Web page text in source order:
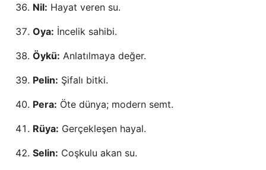
Nil: Hayat veren su.
Oya: İncelik sahibi.
Öykü: Anlatılmaya değer.
Pelin: Şifalı bitki.
Pera: Öte dünya; modern semt.
Rüya: Gerçekleşen hayal.
Selin: Coşkulu akan su.